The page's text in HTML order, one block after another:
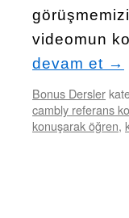
videomun
devam et →
Bonus Dersler
cambly referans
konuşarak öğren,